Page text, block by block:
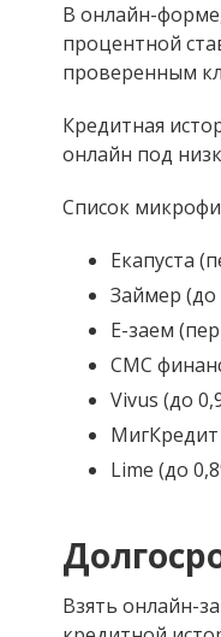
В онлайн-
процентной
проверенным
Кредитная
онлайн под
Список
Екапуста
Займер (до
Е-заем
СМС
Vivus (до
МигКредит
Lime (до
Взять онлайн-